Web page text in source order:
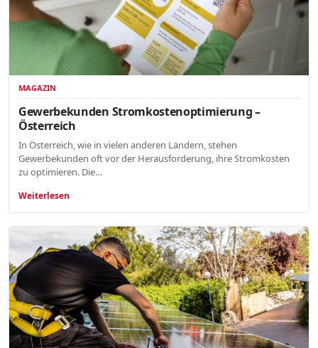
MAGAZIN
Gewerbekunden Stromkostenoptimierung –
Österreich
In Österreich, wie in vielen anderen Ländern, stehen
Gewerbekunden oft vor der Herausforderung, ihre Stromkosten
zu optimieren. Die…
Weiterlesen